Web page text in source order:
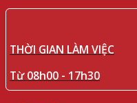
THỜI GIAN LÀM VIỆC
Từ 08h00 - 17h30